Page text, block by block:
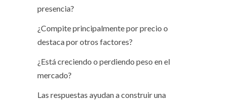
presencia?
¿Compite principalmente por precio o
destaca por otros factores?
¿Está creciendo o perdiendo peso en el
mercado?
Las respuestas ayudan a construir una